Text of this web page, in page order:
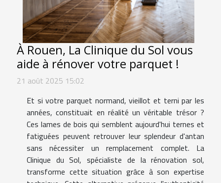
À Rouen, La Clinique du Sol vous
aide à rénover votre parquet !
21 août 2025 15:02
Et si votre parquet normand, vieillot et terni par les
années, constituait en réalité un véritable trésor ?
Ces lames de bois qui semblent aujourd'hui ternes et
fatiguées peuvent retrouver leur splendeur d'antan
sans nécessiter un remplacement complet. La
Clinique du Sol, spécialiste de la rénovation sol,
transforme cette situation grâce à son expertise